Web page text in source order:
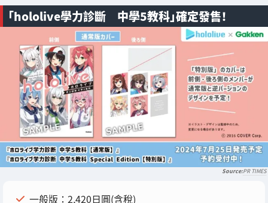
「hololive學力診斷 中學5教科」確定發售！
PR TIMES
一般版：2,420日圓(含稅)